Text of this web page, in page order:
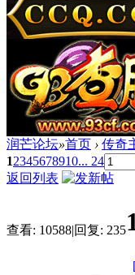
润芒论坛»首页 › 传奇
12345678910... 24
返回列表
查看: 10588|回复: 235